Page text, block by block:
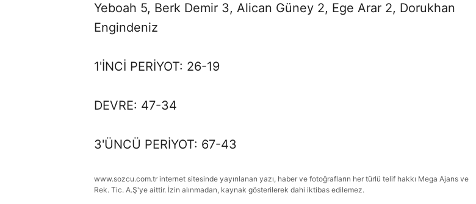
Yeboah 5, Berk Demir 3, Alican Güney 2, Ege Arar 2, Dorukhan
Engindeniz
1'İNCİ PERİYOT: 26-19
DEVRE: 47-34
3'ÜNCÜ PERİYOT: 67-43
www.sozcu.com.tr internet sitesinde yayınlanan yazı, haber ve fotoğrafların her türlü telif hakkı Mega Ajans ve
Rek. Tic. A.Ş'ye aittir. İzin alınmadan, kaynak gösterilerek dahi iktibas edilemez.